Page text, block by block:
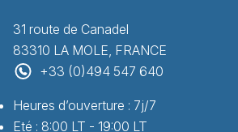
31 route de Canadel
83310 LA MOLE, FRANCE
+33 (0)494 547 640
Heures d’ouverture : 7j/7
Eté : 8:00 LT - 19:00 LT